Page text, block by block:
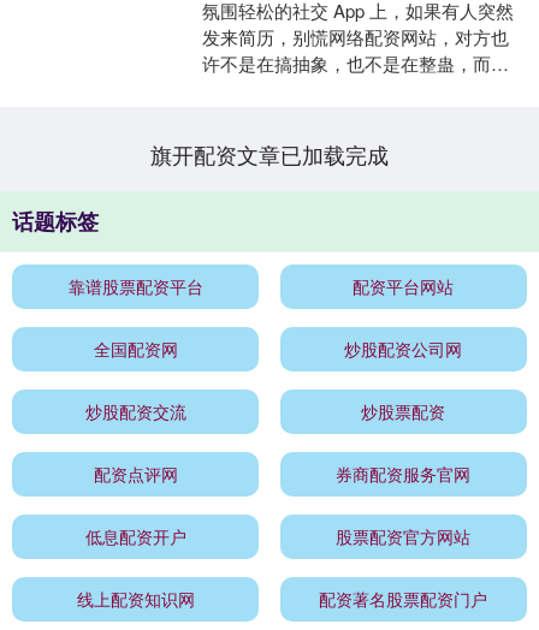
氛围轻松的社交 App 上，如果有人突然
发来简历，别慌网络配资网站，对方也
许不是在搞抽象，也不是在整蛊，而是
旗开配资文章已加载完成
话题标签
靠谱股票配资平台 配资平台网站
全国配资网 炒股配资公司网
炒股配资交流 炒股票配资
配资点评网 券商配资服务官网
低息配资开户 股票配资官方网站
线上配资知识网 配资著名股票配资门户